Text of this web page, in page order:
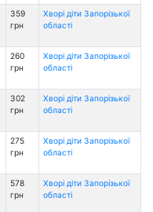
359
грн
Хворі діти Запорізької
області
260
грн
Хворі діти Запорізької
області
302
грн
Хворі діти Запорізької
області
275
грн
Хворі діти Запорізької
області
578
грн
Хворі діти Запорізької
області